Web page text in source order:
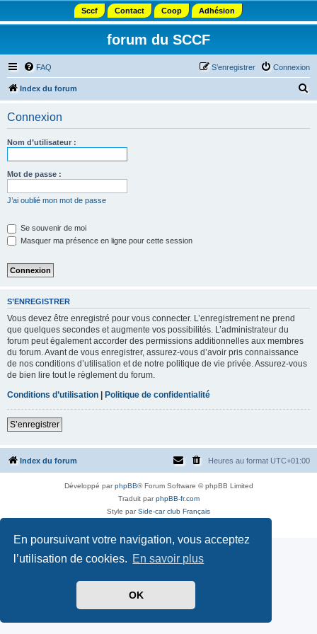
En poursuivant votre navigation, vous acceptez
l’utilisation de cookies. En savoir plus
OK
Sccf Contact Coop Adhésion
forum du SCCF
FAQ Connexion
S’enregistrer
Index du forum
Connexion
Nom d’utilisateur :
Mot de passe :
J’ai oublié mon mot de passe
Se souvenir de moi
Masquer ma présence en ligne pour cette session
S’ENREGISTRER
Vous devez être enregistré pour vous connecter. L’enregistrement ne prend
que quelques secondes et augmente vos possibilités. L’administrateur du
forum peut également accorder des permissions additionnelles aux membres
du forum. Avant de vous enregistrer, assurez-vous d’avoir pris connaissance
de nos conditions d’utilisation et de notre politique de vie privée. Assurez-vous
de bien lire tout le règlement du forum.
Conditions d’utilisation | Politique de confidentialité
S’enregistrer
Index du forum Heures au format UTC+01:00
Développé parphpBB® Forum Software © phpBB Limited
Traduit parphpBB-fr.com
Style parSide-car club Français